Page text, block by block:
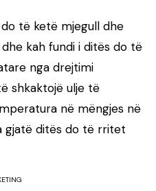
të ketë mjegull dhe
kah fundi i ditës do të
nga drejtimi
shkaktojë ulje të
në mëngjes në
gjatë ditës do të rritet